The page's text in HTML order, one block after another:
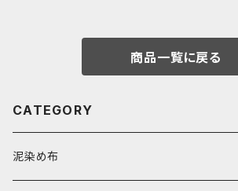
商品一覧に戻る
CATEGORY
泥染め布